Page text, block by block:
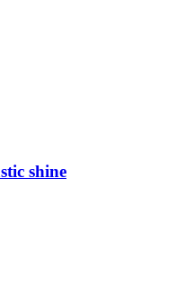
shine